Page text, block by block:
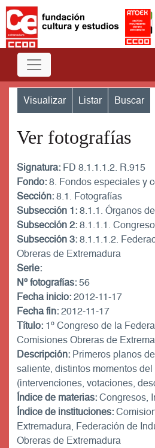
Visualizar Listar Buscar
Ver fotografías
Signatura:FD 8.1.1.1.2. R.915
Fondo:8. Fondos especiales y
Sección:8.1. Fotografías
Subsección 1:8.1.1. Órganos
Subsección 2:8.1.1.1.
Subsección 3:8.1.1.1.2.
Obreras de Extremadura
Serie:
Nº fotografías:56
Fecha inicio:2012-11-17
Fecha fin:2012-11-17
Título:1º Congreso de la
Comisiones Obreras de
Descripción:Primeros planos
saliente, distintos momentos
(intervenciones, votaciones,
Índice de materias:Congresos,
Índice de instituciones:
Extremadura, Federación de
Obreras de Extremadura